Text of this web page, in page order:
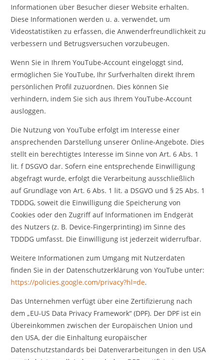
Informationen über Besucher dieser Website erhalten.
Diese Informationen werden u. a. verwendet, um
Videostatistiken zu erfassen, die Anwenderfreundlichkeit zu
verbessern und Betrugsversuchen vorzubeugen.
Wenn Sie in Ihrem YouTube-Account eingeloggt sind,
ermöglichen Sie YouTube, Ihr Surfverhalten direkt Ihrem
persönlichen Profil zuzuordnen. Dies können Sie
verhindern, indem Sie sich aus Ihrem YouTube-Account
ausloggen.
Die Nutzung von YouTube erfolgt im Interesse einer
ansprechenden Darstellung unserer Online-Angebote. Dies
stellt ein berechtigtes Interesse im Sinne von Art. 6 Abs. 1
lit. f DSGVO dar. Sofern eine entsprechende Einwilligung
abgefragt wurde, erfolgt die Verarbeitung ausschließlich
auf Grundlage von Art. 6 Abs. 1 lit. a DSGVO und § 25 Abs. 1
TDDDG, soweit die Einwilligung die Speicherung von
Cookies oder den Zugriff auf Informationen im Endgerät
des Nutzers (z. B. Device-Fingerprinting) im Sinne des
TDDDG umfasst. Die Einwilligung ist jederzeit widerrufbar.
Weitere Informationen zum Umgang mit Nutzerdaten
finden Sie in der Datenschutzerklärung von YouTube unter:
https://policies.google.com/privacy?hl=de.
Das Unternehmen verfügt über eine Zertifizierung nach
dem „EU-US Data Privacy Framework“ (DPF). Der DPF ist ein
Übereinkommen zwischen der Europäischen Union und
den USA, der die Einhaltung europäischer
Datenschutzstandards bei Datenverarbeitungen in den USA